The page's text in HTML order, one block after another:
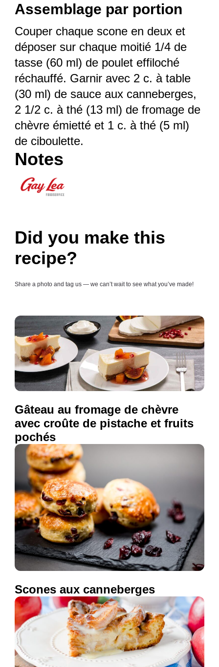
Assemblage par portion
Couper chaque scone en deux et
déposer sur chaque moitié 1/4 de
tasse (60 ml) de poulet effiloché
réchauffé. Garnir avec 2 c. à table
(30 ml) de sauce aux canneberges,
2 1/2 c. à thé (13 ml) de fromage de
chèvre émietté et 1 c. à thé (5 ml)
de ciboulette.
Notes
Did you make this
recipe?
Share a photo and tag us — we can’t wait to see what you’ve made!
Gâteau au fromage de chèvre
avec croûte de pistache et fruits
pochés
Scones aux canneberges